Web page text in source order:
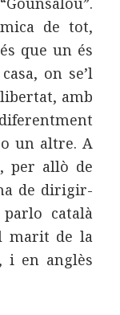
de tot,
que un és
on se’l
amb
un altre. A
per allò de
de dirigir-
català
marit de la
i en anglès